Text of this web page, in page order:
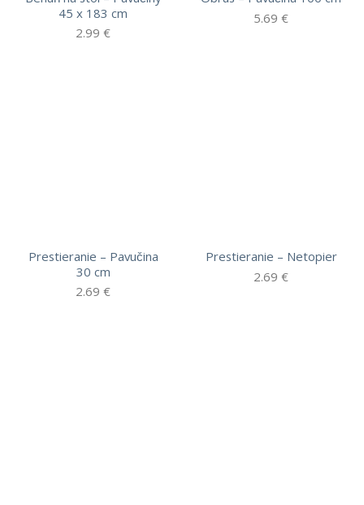
45 x 183 cm
2.99 €
5.69 €
Prestieranie – Pavučina
30 cm
2.69 €
Prestieranie – Netopier
2.69 €